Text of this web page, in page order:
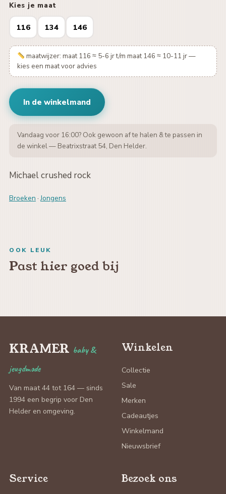
Kies je maat
116 134 146
maatwijzer: maat 116 ≈ 5-6 jr t/m maat 146 ≈ 10-11 jr —
kies een maat voor advies
In de winkelmand
Vandaag voor 16:00? Ook gewoon af te halen & te passen in
de winkel — Beatrixstraat 54, Den Helder.
Michael crushed rock
Broeken ·Jongens
OOK LEUK
Past hier goed bij
KRAMER baby &
jeugdmode
Van maat 44 tot 164 — sinds
1994 een begrip voor Den
Helder en omgeving.
Winkelen
Collectie
Sale
Merken
Cadeautjes
Winkelmand
Nieuwsbrief
Service Bezoek ons